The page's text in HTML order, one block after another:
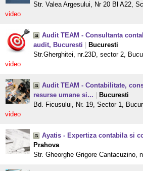
Str. Valea Argesului, Nr 20 Bl A22,
video
Audit TEAM - Consultanta
audit, Bucuresti
Bucuresti
Str.Gherghitei, nr.23D, sector 2,
video
Audit TEAM - Contabilitate,
resurse umane si...
Bucuresti
Bd. Ficusului, Nr. 19, Sector 1,
video
Ayatis - Expertiza contabila si
Prahova
Str. Gheorghe Grigore Cantacuzino,